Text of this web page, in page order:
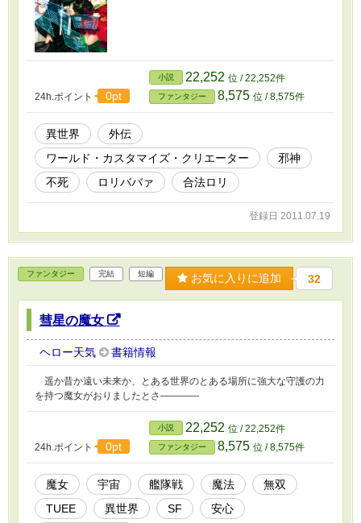
24h.ポイント 0pt
小説 22,252 位 / 22,252件
ファンタジー 8,575 位 / 8,575件
異世界
外伝
ワールド・カスタマイズ・クリエーター
邪神
不死
ロリババァ 合法ロリ
登録日 2011.07.19
ファンタジー 完結 短編 お気に入りに追加 32
彗星の魔女
ヘロー天気 書籍情報
遥か昔か遠い未来か、とある世界のとある場所に強大な守護の力
を持つ魔女がおりましたとさ――――
24h.ポイント 0pt
小説 22,252 位 / 22,252件
ファンタジー 8,575 位 / 8,575件
魔女 宇宙 艦隊戦 魔法
無双
TUEE
異世界 SF
安心